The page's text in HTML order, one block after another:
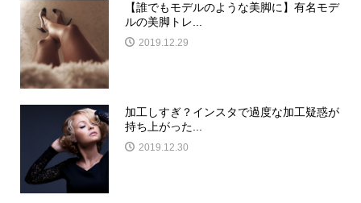
【誰でもモデルのような美脚に】有名モデ
ルの美脚トレ...
2019.12.29
加工しすぎ？インスタで過度な加工疑惑が
持ち上がった...
2019.12.30